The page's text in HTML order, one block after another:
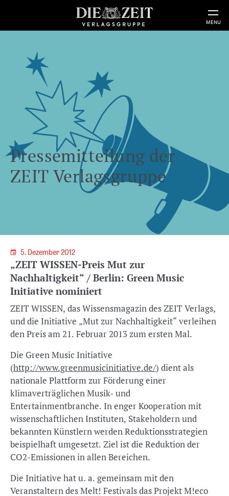
MENU
Pressemitteilung der
ZEIT Verlagsgruppe
5. Dezember 2012
„ZEIT WISSEN-Preis Mut zur
Nachhaltigkeit“ / Berlin: Green Music
Initiative nominiert
ZEIT WISSEN, das Wissensmagazin des ZEIT Verlags,
und die Initiative „Mut zur Nachhaltigkeit“ verleihen
den Preis am 21. Februar 2013 zum ersten Mal.
Die Green Music Initiative
(http://www.greenmusicinitiative.de/) dient als
nationale Plattform zur Förderung einer
klimaverträglichen Musik- und
Entertainmentbranche. In enger Kooperation mit
wissenschaftlichen Instituten, Stakeholdern und
bekannten Künstlern werden Reduktionsstrategien
beispielhaft umgesetzt. Ziel ist die Reduktion der
CO2-Emissionen in allen Bereichen.
Die Initiative hat u. a. gemeinsam mit den
Veranstaltern des Melt! Festivals das Projekt M!eco